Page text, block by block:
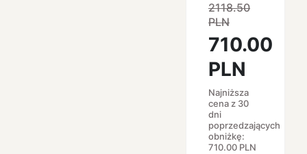
2118.50
PLN
710.00
PLN
Najniższa
cena z 30
dni
poprzedzających
obniżkę:
710.00 PLN